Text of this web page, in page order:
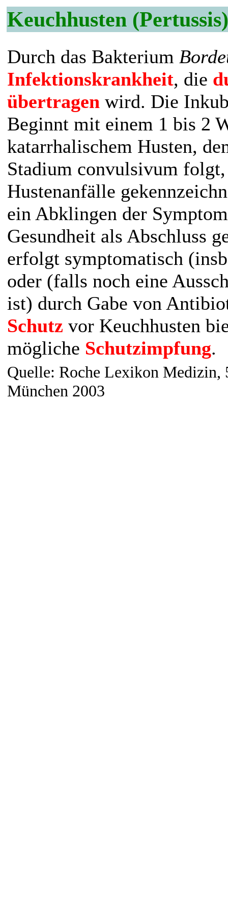
Keuchhusten (Pertussis)
Durch das Bakterium
Infektionskrankheit, die
übertragen wird. Die
Beginnt mit einem 1 bis 2
katarrhalischem Husten,
Stadium convulsivum
Hustenanfälle
ein Abklingen der
Gesundheit als Abschluss
erfolgt symptomatisch
oder (falls noch eine
ist) durch Gabe von
Schutz vor Keuchhusten
mögliche Schutzimpfung.
Quelle: Roche Lexikon Medizin,
München 2003